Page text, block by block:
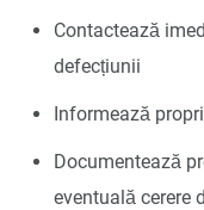
Contactează
defecțiunii
Informează
Documentează
eventuală cerere